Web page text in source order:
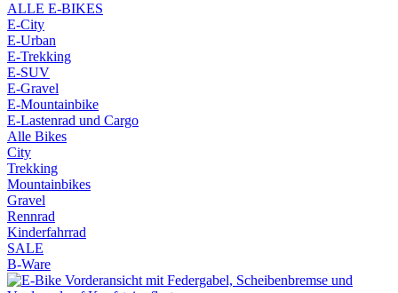
ALLE E-BIKES
E-City
E-Urban
E-Trekking
E-SUV
E-Gravel
E-Mountainbike
E-Lastenrad und Cargo
Alle Bikes
City
Trekking
Mountainbikes
Gravel
Rennrad
Kinderfahrrad
SALE
B-Ware